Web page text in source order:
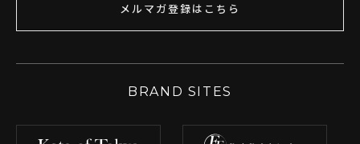
メルマガ登録はこちら
BRAND SITES